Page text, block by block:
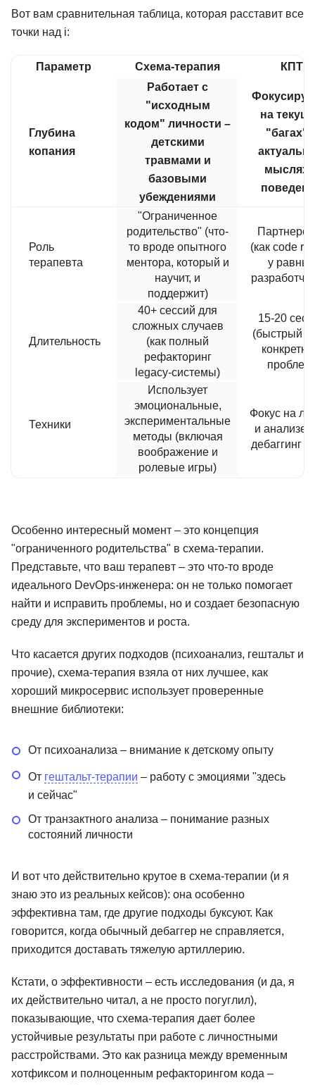
Вот вам сравнительная таблица, которая расставит все
точки над i:
Параметр Схема-терапия КПТ
Глубина
копания
Работает с
"исходным
кодом" личности –
детскими
травмами и
базовыми
убеждениями
на
"багах"
мыслях
Роль
терапевта
"Ограниченное
родительство" (что-
то вроде опытного
ментора, который и
научит, и
поддержит)
(как code
у равных
Длительность
40+ сессий для
сложных случаев
(как полный
рефакторинг
legacy-системы)
15-20
(быстрый
проблем)
Техники
Использует
эмоциональные,
экспериментальные
методы (включая
воображение и
ролевые игры)
Фокус на
и анализе
дебаггинг
Особенно интересный момент – это концепция
"ограниченного родительства" в схема-терапии.
Представьте, что ваш терапевт – это что-то вроде
идеального DevOps-инженера: он не только помогает
найти и исправить проблемы, но и создает безопасную
среду для экспериментов и роста.
Что касается других подходов (психоанализ, гештальт и
прочие), схема-терапия взяла от них лучшее, как
хороший микросервис использует проверенные
внешние библиотеки:
От психоанализа – внимание к детскому опыту
От гештальт-терапии – работу с эмоциями "здесь
и сейчас"
От транзактного анализа – понимание разных
состояний личности
И вот что действительно крутое в схема-терапии (и я
знаю это из реальных кейсов): она особенно
эффективна там, где другие подходы буксуют. Как
говорится, когда обычный дебаггер не справляется,
приходится доставать тяжелую артиллерию.
Кстати, о эффективности – есть исследования (и да, я
их действительно читал, а не просто погуглил),
показывающие, что схема-терапия дает более
устойчивые результаты при работе с личностными
расстройствами. Это как разница между временным
хотфиксом и полноценным рефакторингом кода –
76 отзывов Нетология 47 отзывов НАДПО